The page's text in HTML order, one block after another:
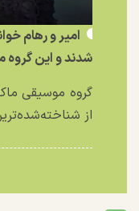
امیر و رهام
شدند و این
گروه موسیقی
از